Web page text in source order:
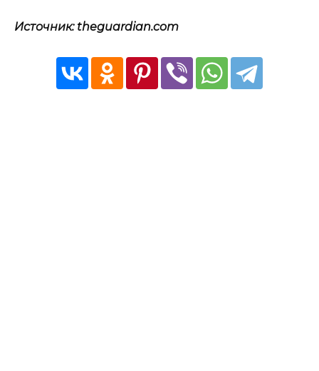
Источник: theguardian.com